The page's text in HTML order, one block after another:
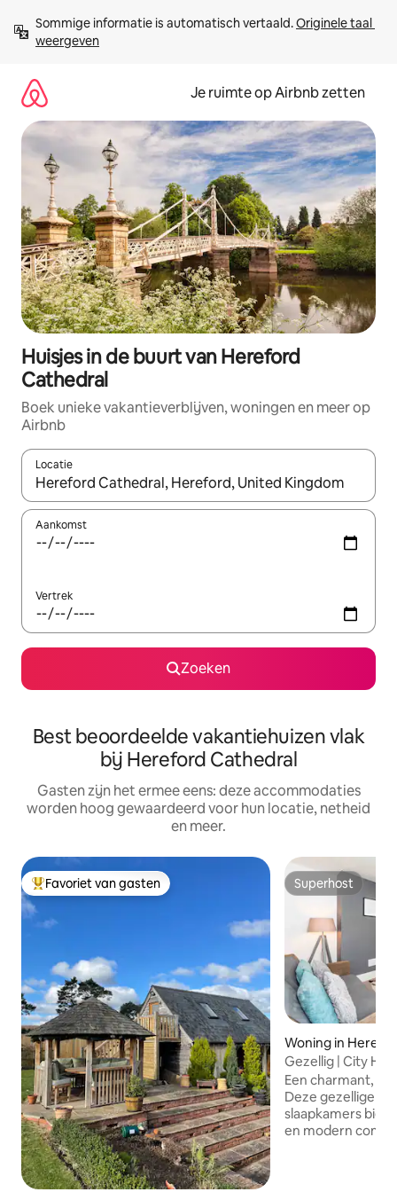
direct
naar
Sommige informatie is automatisch vertaald. Originele taal
weergeven
Je ruimte op Airbnb zetten
Huisjes in de buurt van Hereford
Cathedral
Boek unieke vakantieverblijven, woningen en meer op
Airbnb
Locatie
Wanneer er suggesties beschikbaar zijn, maak je een keuze
Aankomst
Vertrek
Zoeken
Best beoordeelde vakantiehuizen vlak
bij Hereford Cathedral
Gasten zijn het ermee eens: deze accommodaties
worden hoog gewaardeerd voor hun locatie, netheid
en meer.
Topfavoriet van gasten
Favoriet van gasten Superhost
Superhost
Woning in
Gezellig | City
parkeren | 4
Een charmant,
Deze gezellige
slaapkamers
en modern